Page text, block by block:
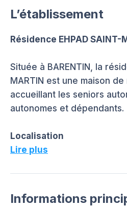
L’établissement
Résidence EHPAD SAINT-
Située à BARENTIN, la
MARTIN est une maison
accueillant les seniors
autonomes et dépendants.
Localisation
Lire plus
Informations